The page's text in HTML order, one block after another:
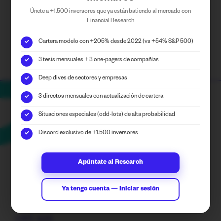
Puedes seguirnos en las RRSS de
We transform data into intelligent investment
strategies.
Contact
Únete a +1.500 inversores que ya están batiendo al mercado con
Financial Research
✓ Cartera modelo con +205% desde 2022 (vs +54% S&P 500)
✓ 3 tesis mensuales + 3 one-pagers de compañías
✓ Deep dives de sectores y empresas
✓ 3 directos mensuales con actualización de cartera
✓ Situaciones especiales (odd-lots) de alta probabilidad
✓ Discord exclusivo de +1.500 inversores
Apúntate al Research
Ya tengo cuenta — Iniciar sesión